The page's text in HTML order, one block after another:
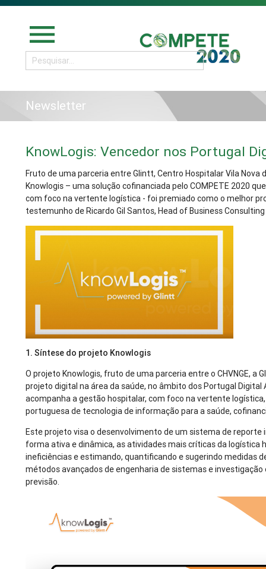
menu
Newsletter
KnowLogis: Vencedor nos Portugal
Fruto de uma parceria entre Glintt, Centro Hospitalar Vila Nova
Knowlogis – uma solução cofinanciada pelo COMPETE 2020
com foco na vertente logística - foi premiado como o melhor
testemunho de Ricardo Gil Santos, Head of Business
1. Síntese do projeto Knowlogis
O projeto Knowlogis, fruto de uma parceria entre o CHVNGE, a
projeto digital na área da saúde, no âmbito dos Portugal Digital
acompanha a gestão hospitalar, com foco na vertente
portuguesa de tecnologia de informação para a saúde,
Este projeto visa o desenvolvimento de um sistema de
forma ativa e dinâmica, as atividades mais críticas da logística
ineficiências e estimando, quantificando e sugerindo medidas
métodos avançados de engenharia de sistemas e
previsão.